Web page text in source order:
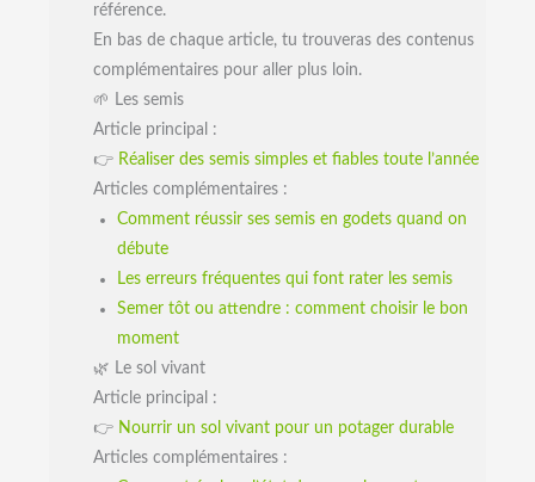
référence.
En bas de chaque article, tu trouveras des contenus
complémentaires pour aller plus loin.
🌱 Les semis
Article principal :
👉 Réaliser des semis simples et fiables toute l’année
Articles complémentaires :
Comment réussir ses semis en godets quand on
débute
Les erreurs fréquentes qui font rater les semis
Semer tôt ou attendre : comment choisir le bon
moment
🌿 Le sol vivant
Article principal :
👉 Nourrir un sol vivant pour un potager durable
Articles complémentaires :